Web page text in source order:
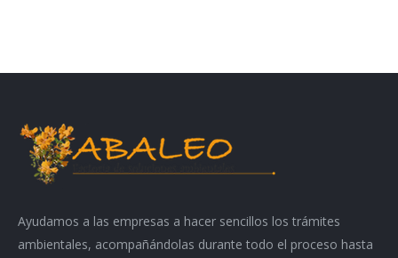
Ayudamos a las empresas a hacer sencillos los trámites
ambientales, acompañándolas durante todo el proceso hasta